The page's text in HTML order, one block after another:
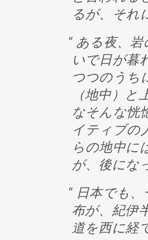
るが、それ
ある夜、岩
いで日が暮
つつのうち
（地中）
なそんな恍
イティブの
らの地中に
が、後にな
日本でも、
布が、紀伊
道を西に経